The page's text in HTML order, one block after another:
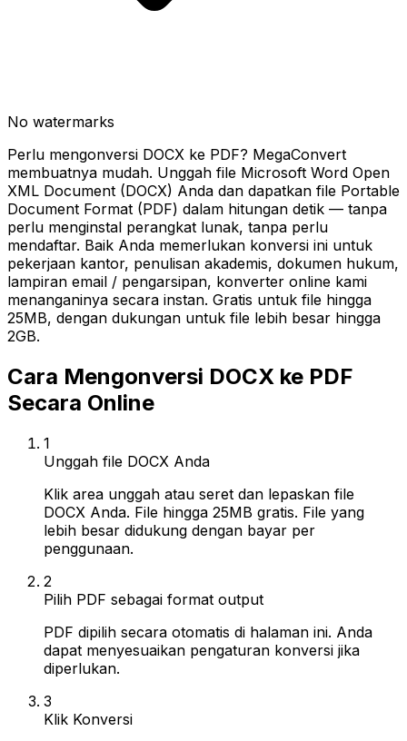
No watermarks
Perlu mengonversi DOCX ke PDF? MegaConvert
membuatnya mudah. Unggah file Microsoft Word Open
XML Document (DOCX) Anda dan dapatkan file Portable
Document Format (PDF) dalam hitungan detik — tanpa
perlu menginstal perangkat lunak, tanpa perlu
mendaftar. Baik Anda memerlukan konversi ini untuk
pekerjaan kantor, penulisan akademis, dokumen hukum,
lampiran email / pengarsipan, konverter online kami
menanganinya secara instan. Gratis untuk file hingga
25MB, dengan dukungan untuk file lebih besar hingga
2GB.
Cara Mengonversi DOCX ke PDF
Secara Online
1
Unggah file DOCX Anda
Klik area unggah atau seret dan lepaskan file
DOCX Anda. File hingga 25MB gratis. File yang
lebih besar didukung dengan bayar per
penggunaan.
2
Pilih PDF sebagai format output
PDF dipilih secara otomatis di halaman ini. Anda
dapat menyesuaikan pengaturan konversi jika
diperlukan.
3
Klik Konversi